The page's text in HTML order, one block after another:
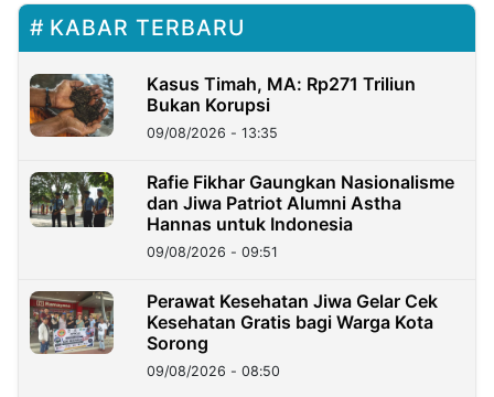
KABAR TERBARU
Kasus Timah, MA: Rp271 Triliun
Bukan Korupsi
09/08/2026 - 13:35
Rafie Fikhar Gaungkan Nasionalisme
dan Jiwa Patriot Alumni Astha
Hannas untuk Indonesia
09/08/2026 - 09:51
Perawat Kesehatan Jiwa Gelar Cek
Kesehatan Gratis bagi Warga Kota
Sorong
09/08/2026 - 08:50